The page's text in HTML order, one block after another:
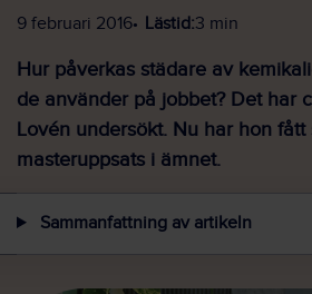
9 februari 2016 Lästid:3 min
Hur påverkas städare av
de använder på jobbet? Det har
Lovén undersökt. Nu har hon
masteruppsats i ämnet.
Sammanfattning av artikeln